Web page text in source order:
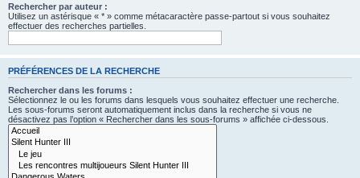
Rechercher par auteur :
Utilisez un astérisque « * » comme métacaractère passe-partout si vous souhaitez
effectuer des recherches partielles.
PRÉFÉRENCES DE LA RECHERCHE
Rechercher dans les forums :
Sélectionnez le ou les forums dans lesquels vous souhaitez effectuer une recherche.
Les sous-forums seront automatiquement inclus dans la recherche si vous ne
désactivez pas l’option « Rechercher dans les sous-forums » affichée ci-dessous.